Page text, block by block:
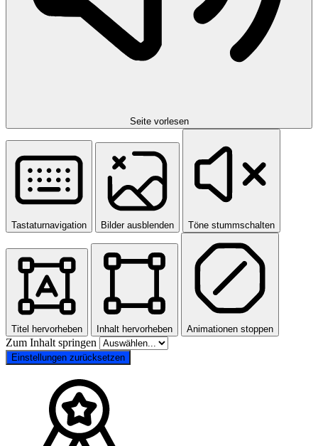
Seite vorlesen
Tastaturnavigation Bilder ausblenden Töne stummschalten
Titel hervorheben Inhalt hervorheben Animationen stoppen
Zum Inhalt springen
Einstellungen zurücksetzen